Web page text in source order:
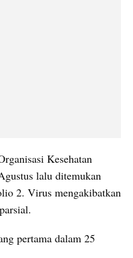
Kesehatan
lalu ditemukan
2. Virus mengakibatkan
pertama dalam 25